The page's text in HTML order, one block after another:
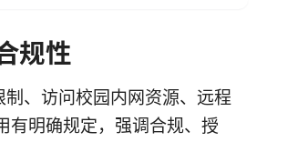
规性
、访问校园内网资源、远程
有明确规定，强调合规、授